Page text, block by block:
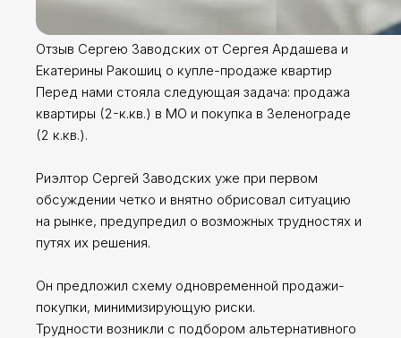
Отзыв Сергею Заводских от Сергея Ардашева и
Екатерины Ракошиц о купле-продаже квартир
Перед нами стояла следующая задача: продажа
квартиры (2-к.кв.) в МО и покупка в Зеленограде
(2 к.кв.).
Риэлтор Сергей Заводских уже при первом
обсуждении четко и внятно обрисовал ситуацию
на рынке, предупредил о возможных трудностях и
путях их решения.
Он предложил схему одновременной продажи-
покупки, минимизирующую риски.
Трудности возникли с подбором альтернативного